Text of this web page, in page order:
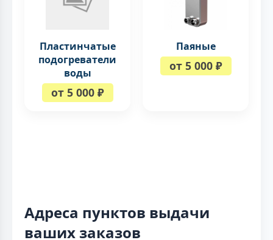
Пластинчатые
подогреватели
воды
от 5 000 ₽
Паяные
от 5 000 ₽
Адреса пунктов выдачи
ваших заказов